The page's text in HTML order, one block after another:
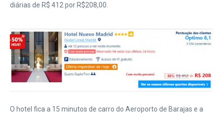
diárias de R$ 412 por R$208,00.
O hotel fica a 15 minutos de carro do Aeroporto de Barajas e a